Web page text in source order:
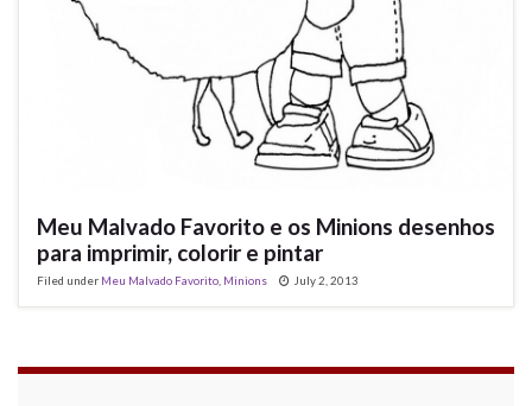
Meu Malvado Favorito e os Minions desenhos
para imprimir, colorir e pintar
Filed under Meu Malvado Favorito Minions July 2, 2013